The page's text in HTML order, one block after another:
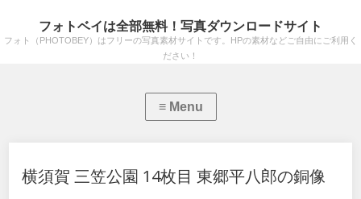
フォトベイは全部無料！写真ダウンロードサイト
フォト（PHOTOBEY）はフリーの写真素材サイトです。HPの素材などご自由にご利用く
ださい！
横須賀 三笠公園 14枚目 東郷平八郎の銅像